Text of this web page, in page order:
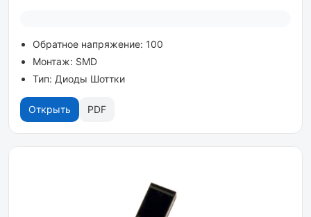
Обратное напряжение: 100
Монтаж: SMD
Тип: Диоды Шоттки
Открыть PDF